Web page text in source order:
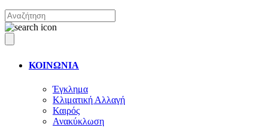
ΚΟΙΝΩΝΙΑ
Έγκλημα
Κλιματική Αλλαγή
Καιρός
Ανακύκλωση